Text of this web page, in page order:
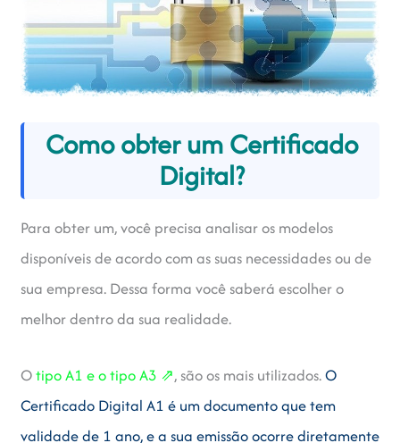
Como obter um Certificado
Digital?
Para obter um, você precisa analisar os modelos
disponíveis de acordo com as suas necessidades ou de
sua empresa. Dessa forma você saberá escolher o
melhor dentro da sua realidade.
Otipo A1 e o tipo A3 ⇗, são os mais utilizados.O
Certificado Digital A1 é um documento que tem
validade de 1 ano, e a sua emissão ocorre diretamente